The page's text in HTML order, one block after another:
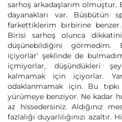
sarhoş arkadaşlarım
dayanakları var. Büsbütün
farkettiklerim birbirine
Birisi sarhoş olunca
düşünebildiğini görmedim.
içiyorlar' şeklinde de
içmiyorlar, düşündükleri
kalmamak için içiyorlar.
odaklanmamak için. Bu
yürümeye benziyor. Ne kadar
az hissedersiniz. Aldığınız
fazlalığı duyarlılığınızı